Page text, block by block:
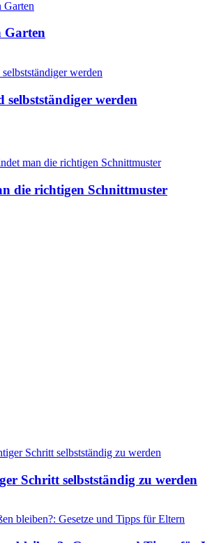
Garten
werden
die richtigen Schnittmuster
Schritt selbstständig zu werden